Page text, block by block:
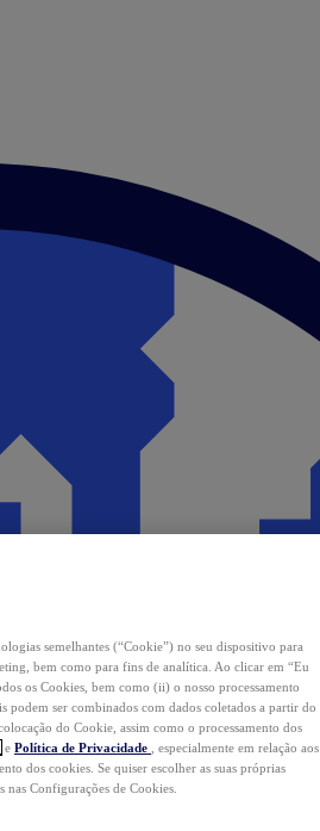
semelhantes (“Cookie”) no seu dispositivo para
bem como para fins de analítica. Ao clicar em “Eu
os Cookies, bem como (ii) o nosso processamento
podem ser combinados com dados coletados a partir do
do Cookie, assim como o processamento dos
e Política de Privacidade
, especialmente em relação aos
dos cookies. Se quiser escolher as suas próprias
nas Configurações de Cookies.